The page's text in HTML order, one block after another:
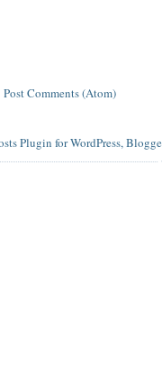
Post Comments (Atom)